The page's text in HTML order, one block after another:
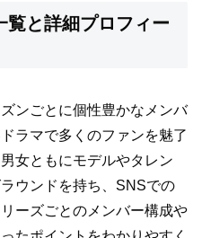
覧と詳細プロフィー
ンごとに個性豊かなメンバ
ラマで多くのファンを魅了
女ともにモデルやタレン
ウンドを持ち、SNSでの
ーズごとのメンバー構成や